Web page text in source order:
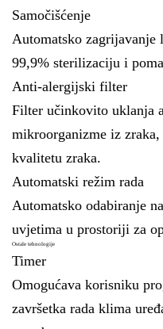
Samočišćenje
Automatsko zagrijavanje
99,9% sterilizaciju i
Anti-alergijski filter
Filter učinkovito uklanja
mikroorganizme iz
kvalitetu zraka.
Automatski režim rada
Automatsko odabiranje
uvjetima u prostoriji za
Ostale tehnologije
Timer
Omogućava korisniku
završetka rada klima